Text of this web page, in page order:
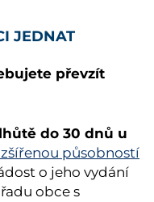
JEDNAT
převzít
do 30 dnů u
působností
o jeho vydání
obce s